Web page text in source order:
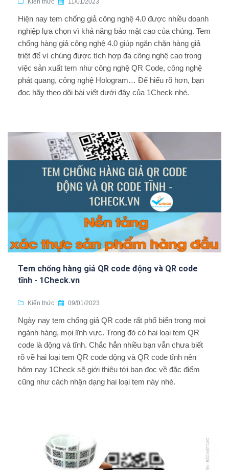
Kiến thức 11/01/2023
Hiện nay tem chống giả công nghệ 4.0 được nhiều doanh
nghiệp lựa chọn vì khả năng bảo mật cao của chúng. Tem
chống hàng giả công nghệ 4.0 giúp ngăn chặn hàng giả
triệt để vì chúng được tích hợp đa công nghệ cao trong
việc sản xuất tem như công nghệ QR Code, công nghệ
phát quang, công nghệ Hologram… Để hiểu rõ hơn, bạn
đọc hãy theo dõi bài viết dưới đây của 1Check nhé.
Tem chống hàng giả QR code động và QR code
tĩnh - 1Check.vn
Kiến thức 09/01/2023
Ngày nay tem chống giả QR code rất phổ biến trong mọi
ngành hàng, mọi lĩnh vực. Trong đó có hai loại tem QR
code là động và tĩnh. Chắc hẳn nhiều bạn vẫn chưa biết
rõ về hai loại tem QR code động và QR code tĩnh nên
hôm nay 1Check sẽ giới thiệu tới bạn đọc về đặc điểm
cũng như cách nhận dạng hai loại tem này nhé.